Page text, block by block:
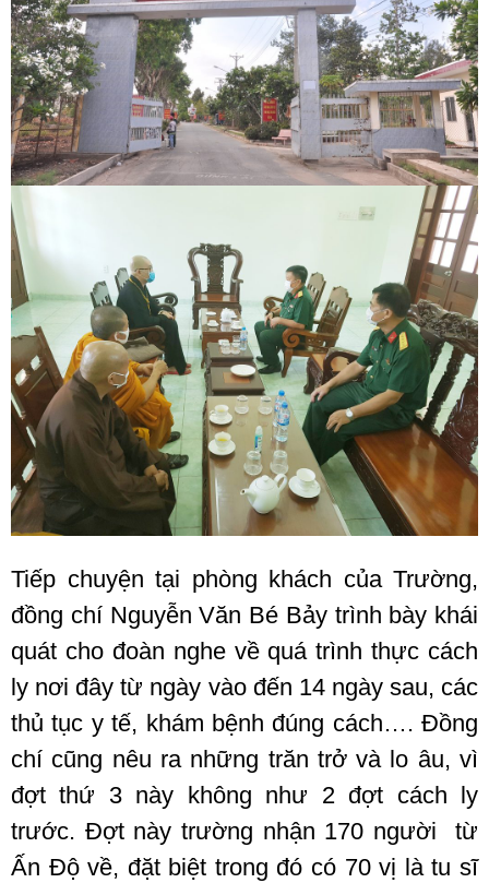
Tiếp chuyện tại phòng khách của Trường,
đồng chí Nguyễn Văn Bé Bảy trình bày khái
quát cho đoàn nghe về quá trình thực cách
ly nơi đây từ ngày vào đến 14 ngày sau, các
thủ tục y tế, khám bệnh đúng cách…. Đồng
chí cũng nêu ra những trăn trở và lo âu, vì
đợt thứ 3 này không như 2 đợt cách ly
trước. Đợt này trường nhận 170 người từ
Ấn Độ về, đặt biệt trong đó có 70 vị là tu sĩ